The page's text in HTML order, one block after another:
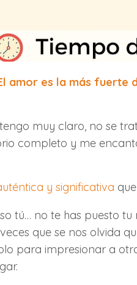
amor es la más fuerte
muy claro, no se
completo y me
y significativa
tú… no te has puesto
que se nos olvida
para impresionar a